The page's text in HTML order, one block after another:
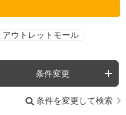
アウトレットモール
条件変更
条件を変更して検索